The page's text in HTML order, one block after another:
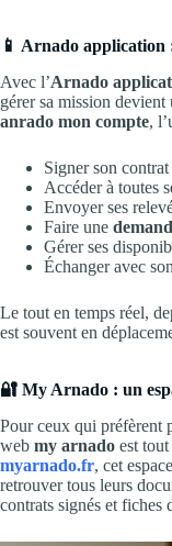
📱 Arnado application
Avec l’Arnado
gérer sa mission
anrado mon compte,
Signer son
Accéder à toutes
Envoyer ses
Faire une
Gérer ses
Échanger avec
Le tout en temps réel,
est souvent en
🔐 My Arnado : un
Pour ceux qui préfèrent
web my arnado est
myarnado.fr, cet
retrouver tous leurs
contrats signés et fiches